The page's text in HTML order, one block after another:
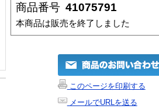
商品番号 41075791
本商品は販売を終了しました
このページを印刷する
メールでURLを送る